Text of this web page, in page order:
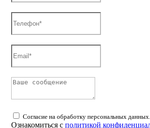
Согласие на обработку персональных данных.
Ознакомиться с политикой